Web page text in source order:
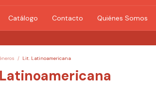
Catálogo Contacto Quiénes Somos
/ Lit. Latinoamericana